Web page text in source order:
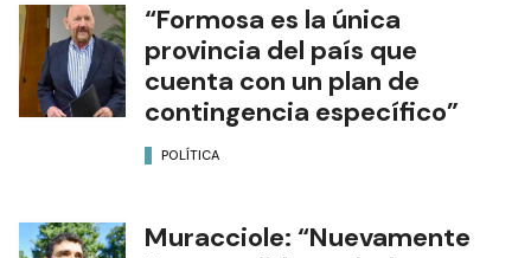
“Formosa es la única
provincia del país que
cuenta con un plan de
contingencia específico”
POLÍTICA
Muracciole: “Nuevamente